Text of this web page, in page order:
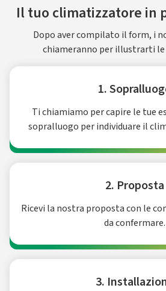
Il tuo climatizzatore in
Dopo aver compilato il form, i
chiameranno per illustrarti le
1.
Ti chiamiamo per capire le tue
sopralluogo per individuare il
2. Proposta
Ricevi la nostra proposta con le
da confermare.
3.